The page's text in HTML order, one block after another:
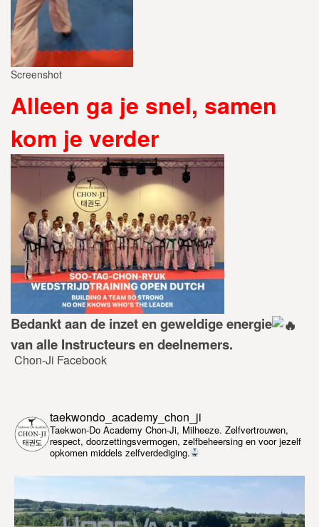
Screenshot
Alleen ga je snel, samen
kom je verder
Bedankt aan de inzet en geweldige energie
van alle Instructeurs en deelnemers.
Chon-Ji Facebook
taekwondo_academy_chon_ji
Taekwon-Do Academy Chon-Ji, Milheeze. Zelfvertrouwen,
respect, doorzettingsvermogen, zelfbeheersing en voor jezelf
opkomen middels zelfverdediging.